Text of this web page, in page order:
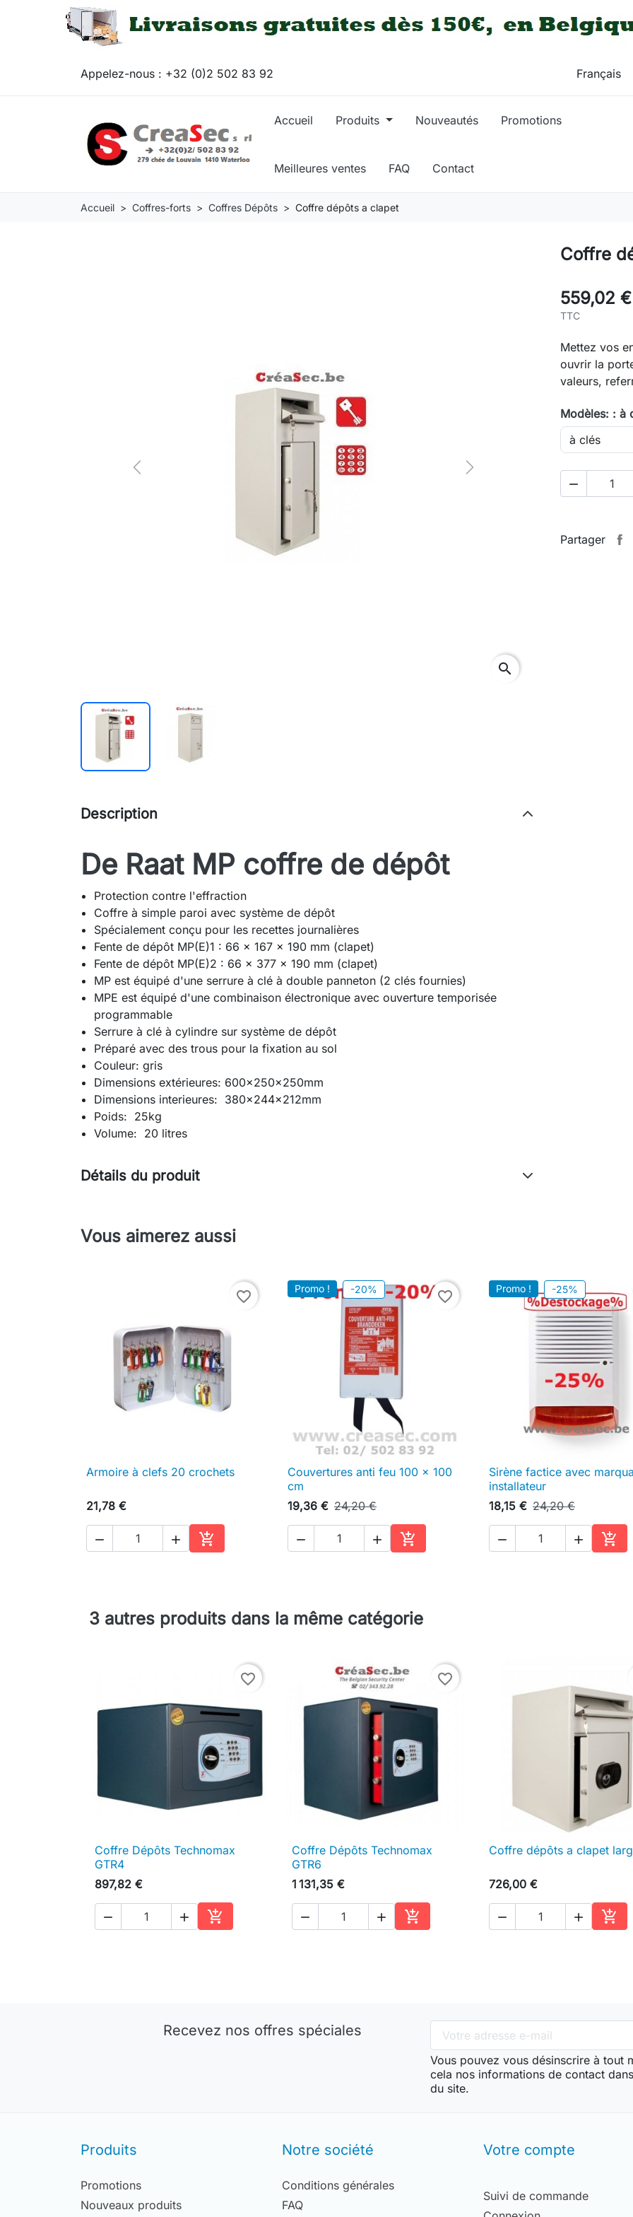
Appelez-nous : +32 (0)2 502 83 92
Accueil Produits Nouveautés Promotions
Meilleures ventes FAQ Contact
Accueil Coffres-forts Coffres Dépôts Coffre dépôts a clapet
Previous Next
Coffre
559,02 €
TTC
Mettez vos
ouvrir la
valeurs,
Modèles: : à

Partager
Description
De Raat MP coffre de dépôt
Protection contre l'effraction
Coffre à simple paroi avec système de dépôt
Spécialement conçu pour les recettes journalières
Fente de dépôt MP(E)1 : 66 x 167 x 190 mm (clapet)
Fente de dépôt MP(E)2 : 66 x 377 x 190 mm (clapet)
MP est équipé d'une serrure à clé à double panneton (2 clés fournies)
MPE est équipé d'une combinaison électronique avec ouverture temporisée
programmable
Serrure à clé à cylindre sur système de dépôt
Préparé avec des trous pour la fixation au sol
Couleur: gris
Dimensions extérieures: 600x250x250mm
Dimensions interieures: 380x244x212mm
Poids: 25kg
Volume: 20 litres
Détails du produit
Vous aimerez aussi
favorite_border
 Aperçu rapide
Armoire à clefs 20 crochets
21,78 €
  
Ajouter au panier
Promo ! -20% favorite_border
 Aperçu rapide
Couvertures anti feu 100 x 100
cm
19,36 € 24,20 €
  
Ajouter au panier
Promo ! -25%
 Aperçu rapide
Sirène factice avec
installateur
18,15 € 24,20 €
  
3 autres produits dans la même catégorie
favorite_border
 Aperçu rapide
Coffre Dépôts Technomax
GTR4
897,82 €
  
Ajouter au panier
favorite_border
 Aperçu rapide
Coffre Dépôts Technomax
GTR6
1 131,35 €
  
Ajouter au panier
 Aperçu rapide
Coffre dépôts a clapet
726,00 €
  
Recevez nos offres spéciales
Vous pouvez vous désinscrire à tout
cela nos informations de contact
du site.
Produits
Promotions
Nouveaux produits
Notre société
Conditions générales
FAQ
Votre compte
Suivi de commande